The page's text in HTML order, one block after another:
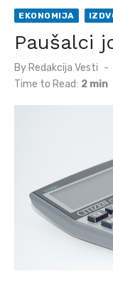
EKONOMIJA
Paušalci
By Redakcija Vesti
Time to Read: 2 min